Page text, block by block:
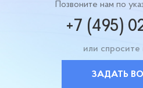
Позвоните нам по
+7 (495)
или спросите
ЗАДАТЬ